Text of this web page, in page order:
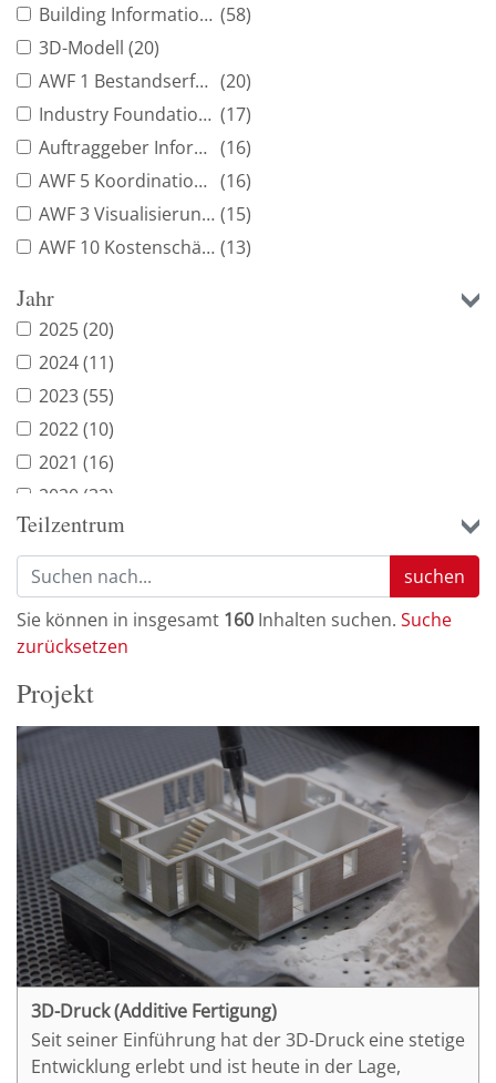
Building Information Modeling (58)
3D-Modell (20)
AWF 1 Bestandserfassung (20)
Industry Foundation Classes (17)
Auftraggeber Informationsanforderung (16)
AWF 5 Koordination der Fachgewerke (16)
AWF 3 Visualisierungen (15)
AWF 10 Kostenschätzung und Kostenberechnung (13)
Virtual Reality
As-built-Model
Open BIM
Fachmodell(7)
Digitaler Zwilling
(7)
Datenbank(7)
Bauwerksmodell(6)
Facility Management(6)
BIM Collaboration Format (5)
BIM-Anwendungsfall(5)
AWF 17 Abrechnung von Bauleistungen (5)
AWF 18 Mängelmanagement(5)
Punktwolke(5)
4D-Modell (4)
Jahr
2025(20)
2024(11)
2023(55)
2022(10)
2021 (16)
2020 (32)
2019(7)
2018(7)
2015(2)
Teilzentrum
suchen
Sie können in insgesamt 160 Inhalten suchen. Suche
zurücksetzen
Projekt
3D-Druck (Additive Fertigung)
Seit seiner Einführung hat der 3D-Druck eine stetige
Entwicklung erlebt und ist heute in der Lage,